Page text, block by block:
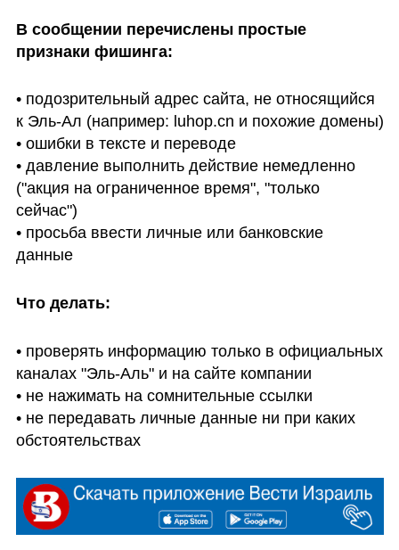
В сообщении перечислены простые
признаки фишинга:
• подозрительный адрес сайта, не относящийся
к Эль-Ал (например: luhop.cn и похожие домены)
• ошибки в тексте и переводе
• давление выполнить действие немедленно
("акция на ограниченное время", "только
сейчас")
• просьба ввести личные или банковские
данные
Что делать:
• проверять информацию только в официальных
каналах "Эль-Аль" и на сайте компании
• не нажимать на сомнительные ссылки
• не передавать личные данные ни при каких
обстоятельствах